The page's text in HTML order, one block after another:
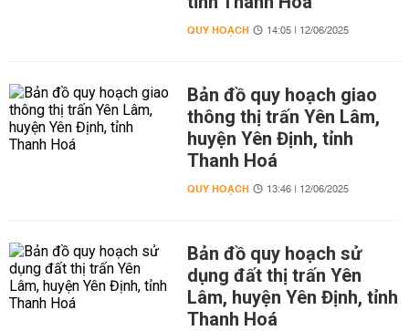
QUY HOẠCH 14:05 | 12/06/2025
Bản đồ quy hoạch giao
thông thị trấn Yên Lâm,
huyện Yên Định, tỉnh
Thanh Hoá
QUY HOẠCH 13:46 | 12/06/2025
Bản đồ quy hoạch sử
dụng đất thị trấn Yên
Lâm, huyện Yên Định, tỉnh
Thanh Hoá